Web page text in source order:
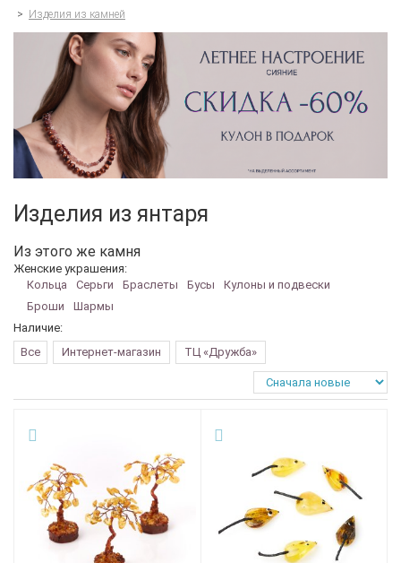
> Изделия из камней
Изделия из янтаря
Из этого же камня
Женские украшения:
Кольца
Серьги Браслеты Бусы
Кулоны и подвески
Броши
Шармы
Наличие:
Все
Интернет-магазин ТЦ «Дружба»